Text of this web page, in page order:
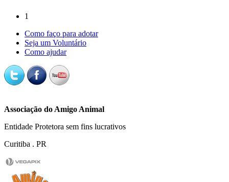
1
Como faço para adotar
Seja um Voluntário
Como ajudar
Associação do Amigo Animal
Entidade Protetora sem fins lucrativos
Curitiba . PR